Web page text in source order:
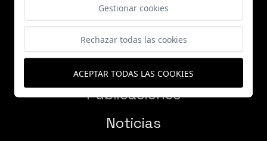
Publicaciones
Noticias
Gestionar cookies
Rechazar todas las cookies
ACEPTAR TODAS LAS COOKIES